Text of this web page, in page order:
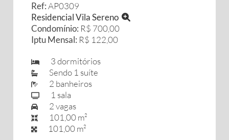
Ref:AP0309
Residencial Vila Sereno
Condomínio: R$ 700,00
Iptu Mensal: R$ 122,00
3 dormitórios
Sendo 1 suíte
2 banheiros
1 sala
2 vagas
101,00 m²
101,00 m²